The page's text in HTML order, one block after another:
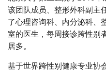
该团队成员、整形外科副主
了心理咨询科、内分泌科、
室的医生，每周接诊跨性别
居多。
基于世界跨性别健康专业协